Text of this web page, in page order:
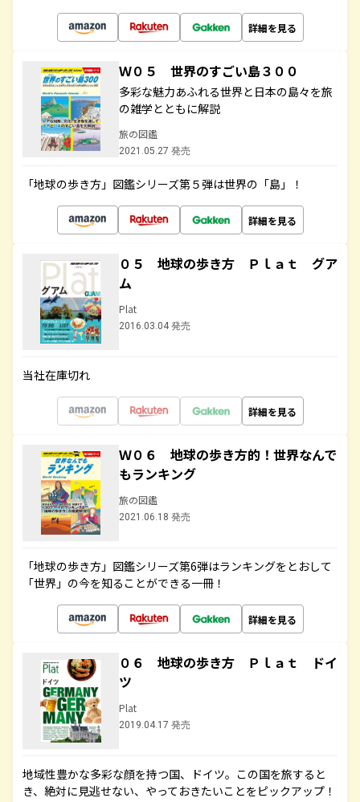
詳細を見る
Ｗ０５ 世界のすごい島３００
多彩な魅力あふれる世界と日本の島々を旅
の雑学とともに解説
旅の図鑑
2021.05.27 発売
「地球の歩き方」図鑑シリーズ第５弾は世界の「島」！
詳細を見る
０５ 地球の歩き方 Ｐｌａｔ グア
ム
Plat
2016.03.04 発売
当社在庫切れ
詳細を見る
Ｗ０６ 地球の歩き方的！世界なんで
もランキング
旅の図鑑
2021.06.18 発売
「地球の歩き方」図鑑シリーズ第6弾はランキングをとおして
「世界」の今を知ることができる一冊！
詳細を見る
０６ 地球の歩き方 Ｐｌａｔ ドイ
ツ
Plat
2019.04.17 発売
地域性豊かな多彩な顔を持つ国、ドイツ。この国を旅すると
き、絶対に見逃せない、やっておきたいことをピックアップ！